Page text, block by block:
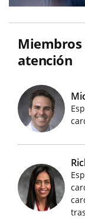
Miembros
atención
Imágenes de
Imágenes de